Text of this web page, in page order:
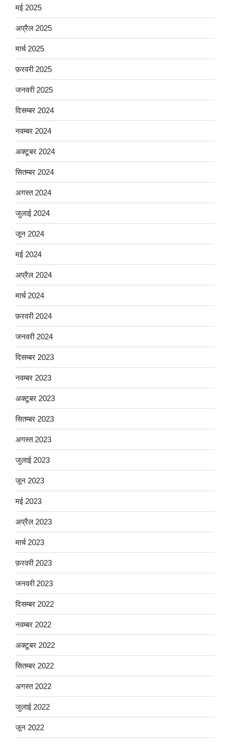
मई 2025
अप्रैल 2025
मार्च 2025
फ़रवरी 2025
जनवरी 2025
दिसम्बर 2024
नवम्बर 2024
अक्टूबर 2024
सितम्बर 2024
अगस्त 2024
जुलाई 2024
जून 2024
मई 2024
अप्रैल 2024
मार्च 2024
फ़रवरी 2024
जनवरी 2024
दिसम्बर 2023
नवम्बर 2023
अक्टूबर 2023
सितम्बर 2023
अगस्त 2023
जुलाई 2023
जून 2023
मई 2023
अप्रैल 2023
मार्च 2023
फ़रवरी 2023
जनवरी 2023
दिसम्बर 2022
नवम्बर 2022
अक्टूबर 2022
सितम्बर 2022
अगस्त 2022
जुलाई 2022
जून 2022